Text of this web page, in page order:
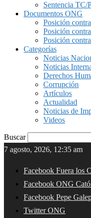
Sentencia TC/
Documentos ONG
Posición
Posición
Posición
Categorías
Noticias
Noticias
Derechos
Corrupción
Artículos
Actualidad
Noticias de
Videos
Buscar
7 agosto, 2026, 12:35 am
Facebook Fuera los
Facebook ONG
Facebook Pepe
Twitter ONG